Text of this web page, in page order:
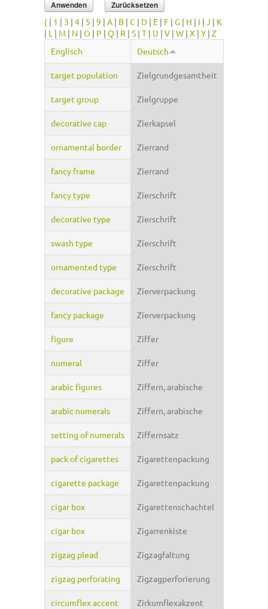
( | 1 | 3 | 4 | 5 | 9 | A | B | C | D | E | F | G | H | I | J | K
| L | M | N | O | P | Q | R | S | T | U | V | W | X | Y | Z
Englisch
Deutsch
target population Zielgrundgesamtheit
target group Zielgruppe
decorative cap Zierkapsel
ornamental border Zierrand
fancy frame Zierrand
fancy type Zierschrift
decorative type Zierschrift
swash type Zierschrift
ornamented type Zierschrift
decorative package Zierverpackung
fancy package Zierverpackung
figure Ziffer
numeral Ziffer
arabic figures Ziffern, arabische
arabic numerals Ziffern, arabische
setting of numerals Ziffernsatz
pack of cigarettes Zigarettenpackung
cigarette package Zigarettenpackung
cigar box Zigarettenschachtel
cigar box Zigarrenkiste
zigzag plead Zigzagfaltung
zigzag perforating Zigzagperforierung
circumflex accent Zirkumflexakzent